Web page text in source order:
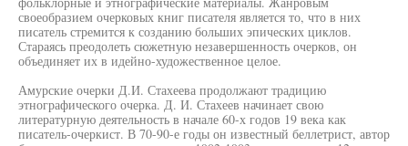
своеобразием очерковых книг писателя является то, что в них
писатель стремится к созданию больших эпических циклов.
Стараясь преодолеть сюжетную незавершенность очерков, он
объединяет их в идейно-художественное целое.
Амурские очерки Д.И. Стахеева продолжают традицию
этнографического очерка. Д. И. Стахеев начинает свою
литературную деятельность в начале 60-х годов 19 века как
писатель-очеркист. В 70-90-е годы он известный беллетрист, автор